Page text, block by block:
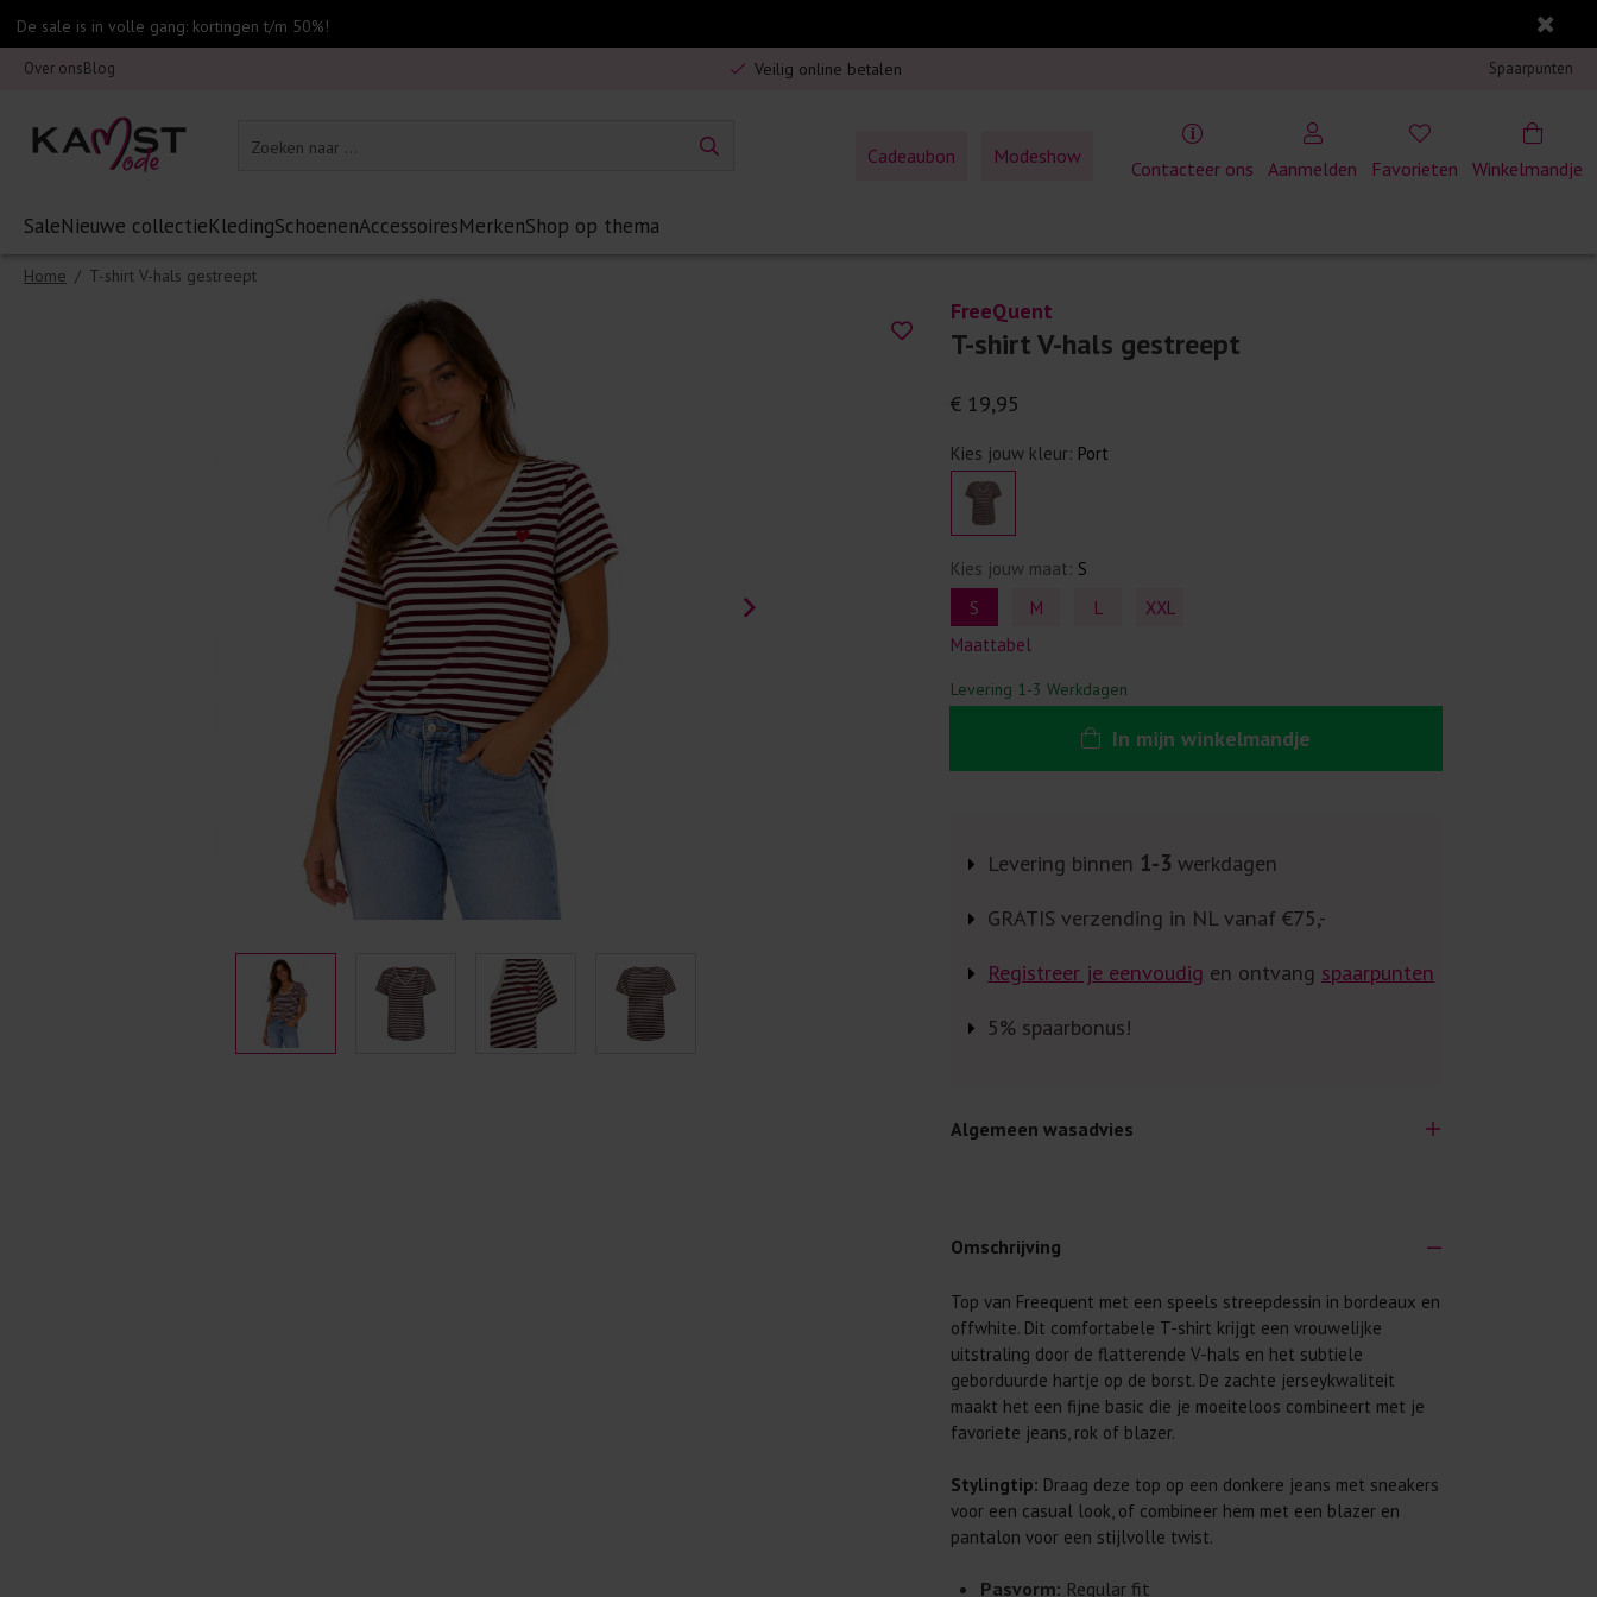
De sale is in volle gang: kortingen t/m 50%!
Over onsBlog
Veilig online betalen
Gratis verzending in Nederland vanaf €75,-
Spaarpunten
Winkelmandje
Cadeaubon Modeshow
Contacteer ons Aanmelden Favorieten
SaleNieuwe collectieKledingSchoenenAccessoiresMerkenShop op thema
Home / T-shirt V-hals gestreept
FreeQuent
T-shirt V-hals gestreept
€ 19,95
Kies jouw kleur: Port
Kies jouw maat: S
S
M L
XXL
Maattabel
Levering 1-3 Werkdagen
In mijn winkelmandje
Levering binnen 1-3werkdagen
GRATIS verzending in NL vanaf €75,-
Registreer je eenvoudig en ontvang spaarpunten
5% spaarbonus!
Algemeen wasadvies
Je wilt natuurlijk lang plezier hebben van je nieuwe kleding.
Daarom geven wij een aantal algemene was-tips:
Lees altijd eerst even het was-etiket.
Was kleding binnenste buiten. Dat beschermt de
buitenkant.
Wees zuinig met wasmiddel. Per kledingstuk is een drupje
genoeg.
Was zo koud mogelijk. Op 20 of 30 graden wassen is vaak
Omschrijving
Top van Freequent met een speels streepdessin in bordeaux en
offwhite. Dit comfortabele T-shirt krijgt een vrouwelijke
uitstraling door de flatterende V-hals en het subtiele
geborduurde hartje op de borst. De zachte jerseykwaliteit
maakt het een fijne basic die je moeiteloos combineert met je
favoriete jeans, rok of blazer.
Stylingtip: Draag deze top op een donkere jeans met sneakers
voor een casual look, of combineer hem met een blazer en
pantalon voor een stijlvolle twist.
Pasvorm: Regular fit